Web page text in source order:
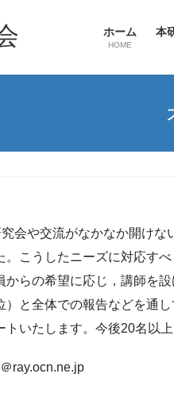
ホーム
HOME
本
会や交流がなかなか開けな
こうしたニーズに対応す
らの希望に応じ，講師を
）と全体での報告などを通
いたします。今後20名以
ray.ocn.ne.jp